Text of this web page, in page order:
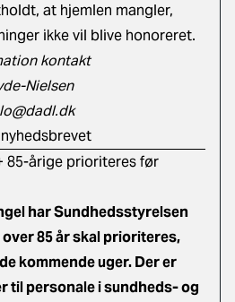
at hjemlen mangler,
ikke vil blive honoreret.
kontakt
Nielsen
85-årige prioriteres før
har Sundhedsstyrelsen
85 år skal prioriteres,
kommende uger. Der er
til personale i sundheds- og